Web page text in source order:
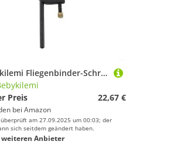
Bebykilemi Fliegenbinder-Schraubstock, Metall, drehbare C-Klemme, verstellbarer Angelhaken, Bindewerkzeug-Set für Fliegenfischen, Köder, Federausrüstung, Montage, 20 cm, Schwarz (1 x Werkzeug B)
Preis
22,67 €
bei Amazon
am 27.09.2025 um 00:03; der
sich seitdem geändert haben.
weiteren Anbieter